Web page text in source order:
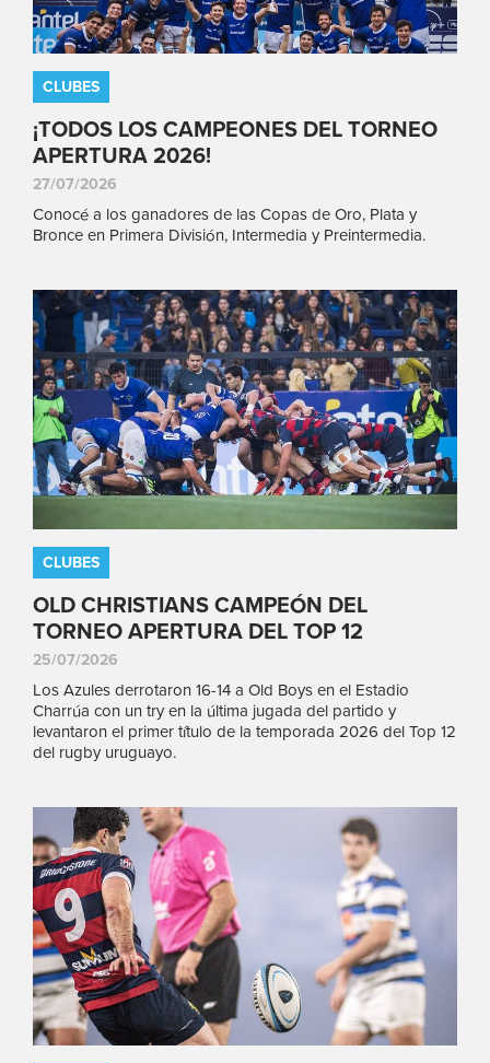
CLUBES
¡TODOS LOS CAMPEONES DEL TORNEO
APERTURA 2026!
27/07/2026
Conocé a los ganadores de las Copas de Oro, Plata y
Bronce en Primera División, Intermedia y Preintermedia.
CLUBES
OLD CHRISTIANS CAMPEÓN DEL
TORNEO APERTURA DEL TOP 12
25/07/2026
Los Azules derrotaron 16-14 a Old Boys en el Estadio
Charrúa con un try en la última jugada del partido y
levantaron el primer título de la temporada 2026 del Top 12
del rugby uruguayo.